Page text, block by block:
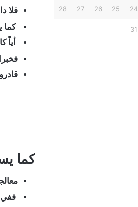
فلا
كما
أياً
كما
ففي
24
25
26
27
28
31